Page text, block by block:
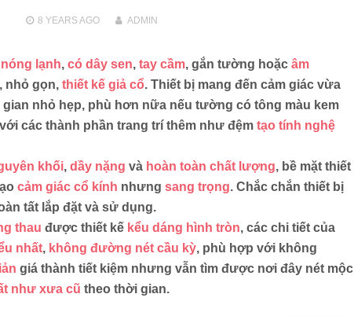
8 YEARSAGO ADMIN
nóng lạnh, có dây sen, tay cầm, gắn tường hoặc âm
nhỏ gọn,thiết kế giả cổ. Thiết bị mang đến cảm giác vừa
nhỏ hẹp, phù hơn nữa nếu tường có tông màu kem
các thành phần trang trí thêm như đệm tạo tính nghệ
khối, dầy nặng và hoàn toàn chất lượng, bề mặt thiết
cảm giác cổ kính nhưng sang trọng. Chắc chắn thiết bị
tất lắp đặt và sử dụng.
thau được thiết kế kểu dáng hình tròn, các chi tiết của
nhất, không đường nét cầu kỳ, phù hợp với không
giá thành tiết kiệm nhưng vẫn tìm được nơi đây nét mộc
như xưa cũ theo thời gian.